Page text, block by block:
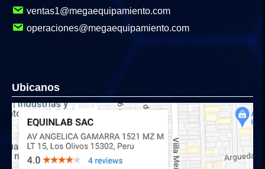
ventas1@megaequipamiento.com
operaciones@megaequipamiento.com
Ubicanos